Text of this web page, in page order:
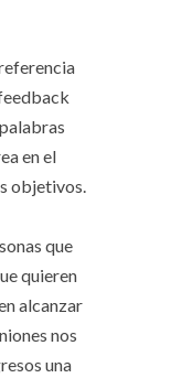
en el
objetivos.
que
quieren
alcanzar
nos
una